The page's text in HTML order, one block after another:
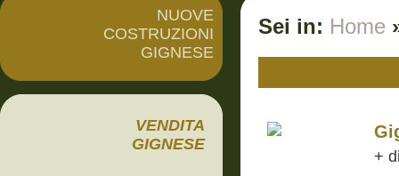
NUOVE
COSTRUZIONI
GIGNESE
VENDITA
GIGNESE
Sei in: Home
+